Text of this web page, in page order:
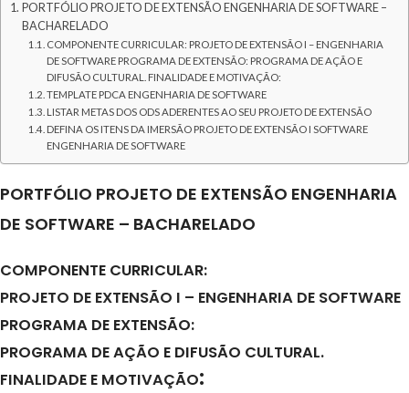
PORTFÓLIO PROJETO DE EXTENSÃO ENGENHARIA DE SOFTWARE –
BACHARELADO
COMPONENTE CURRICULAR: PROJETO DE EXTENSÃO I – ENGENHARIA
DE SOFTWARE PROGRAMA DE EXTENSÃO: PROGRAMA DE AÇÃO E
DIFUSÃO CULTURAL. FINALIDADE E MOTIVAÇÃO:
TEMPLATE PDCA ENGENHARIA DE SOFTWARE
LISTAR METAS DOS ODS ADERENTES AO SEU PROJETO DE EXTENSÃO
DEFINA OS ITENS DA IMERSÃO PROJETO DE EXTENSÃO I SOFTWARE
ENGENHARIA DE SOFTWARE
PORTFÓLIO PROJETO DE EXTENSÃO ENGENHARIA
DE SOFTWARE – BACHARELADO
COMPONENTE CURRICULAR:
PROJETO DE EXTENSÃO I – ENGENHARIA DE SOFTWARE
PROGRAMA DE EXTENSÃO:
PROGRAMA DE AÇÃO E DIFUSÃO CULTURAL.
FINALIDADE E MOTIVAÇÃO: